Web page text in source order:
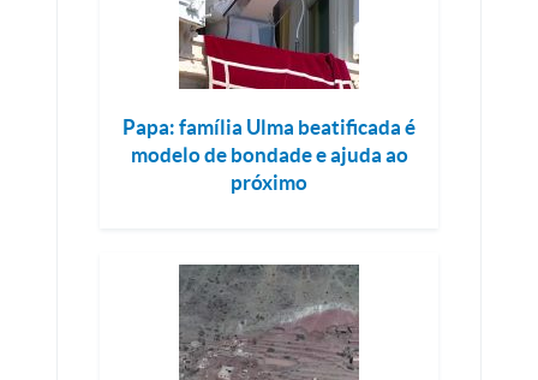
Papa: família Ulma beatificada é
modelo de bondade e ajuda ao
próximo